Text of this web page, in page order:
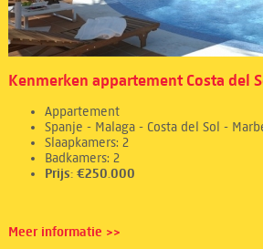
Kenmerken appartement Costa del
Appartement
Spanje - Malaga - Costa del Sol -
Slaapkamers: 2
Badkamers: 2
Prijs: €250.000
Meer informatie >>